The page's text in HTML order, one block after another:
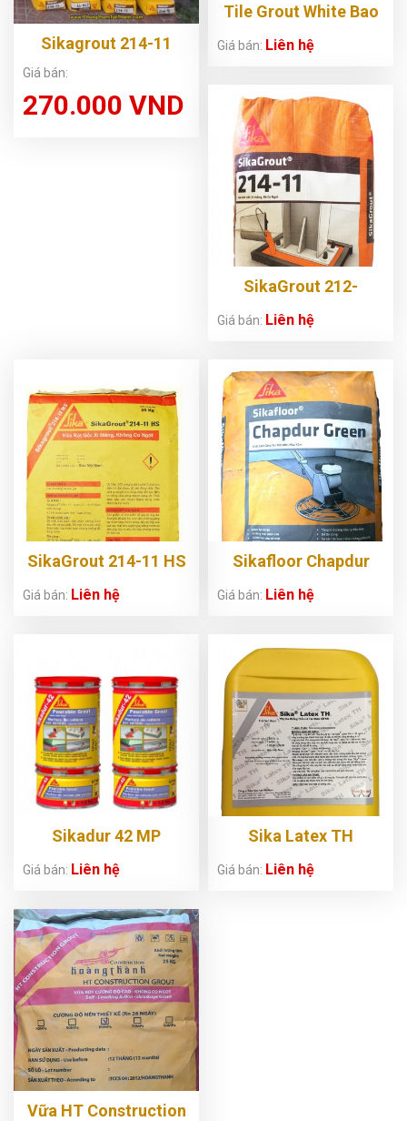
Sikagrout 214-11
Giá bán:
270.000 VND
Tile Grout White Bao
Giá bán: Liên hệ
SikaGrout 212-
Giá bán: Liên hệ
SikaGrout 214-11 HS
Giá bán: Liên hệ
Sikafloor Chapdur
Giá bán: Liên hệ
Sikadur 42 MP
Giá bán: Liên hệ
Sika Latex TH
Giá bán: Liên hệ
Vữa HT Construction